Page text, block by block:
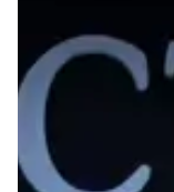
Sariak
Visitas guiadas
LGTBI+
Denuncia
Mapa de Puntos